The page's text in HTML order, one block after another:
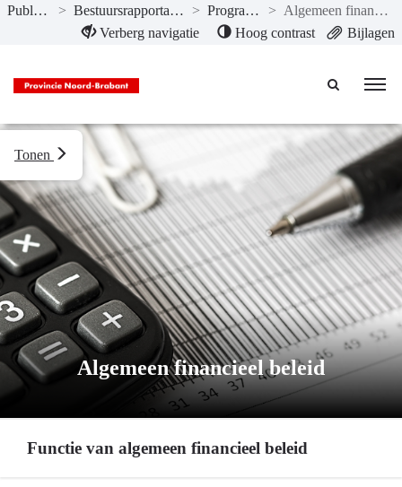
Naar hoofdinhoud
Publicaties > Bestuursrapportage II-2020 > Programma’s >
Algemeen financieel beleid
Verberg navigatie
Hoog contrast Bijlagen
Algemeen financieel beleid
Tonen
Functie van algemeen financieel beleid